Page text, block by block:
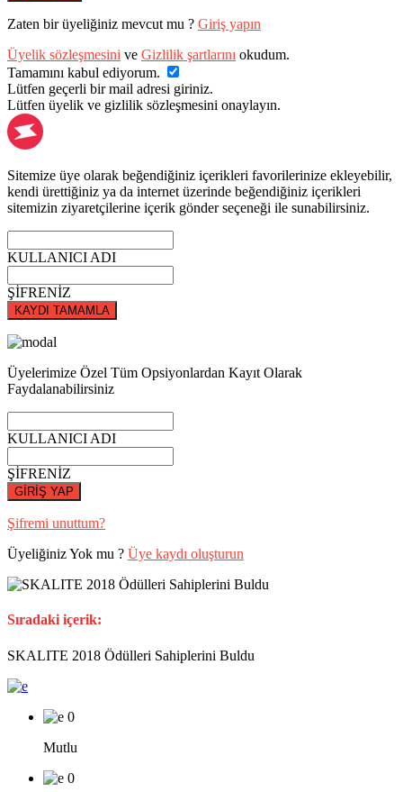
Zaten bir üyeliğiniz mevcut mu ? Giriş yapın
Üyelik sözleşmesini ve Gizlilik şartlarını okudum.
Tamamını kabul ediyorum.
Lütfen geçerli bir mail adresi giriniz.
Lütfen üyelik ve gizlilik sözleşmesini onaylayın.
Sitemize üye olarak beğendiğiniz içerikleri favorilerinize ekleyebilir,
kendi ürettiğiniz ya da internet üzerinde beğendiğiniz içerikleri
sitemizin ziyaretçilerine içerik gönder seçeneği ile sunabilirsiniz.
KULLANICI ADI
ŞİFRENİZ
KAYDI TAMAMLA
Üyelerimize Özel Tüm Opsiyonlardan Kayıt Olarak
Faydalanabilirsiniz
KULLANICI ADI
ŞİFRENİZ
GİRİŞ YAP
Şifremi unuttum?
Üyeliğiniz Yok mu ? Üye kaydı oluşturun
Sıradaki içerik:
SKALITE 2018 Ödülleri Sahiplerini Buldu
0
Mutlu
0